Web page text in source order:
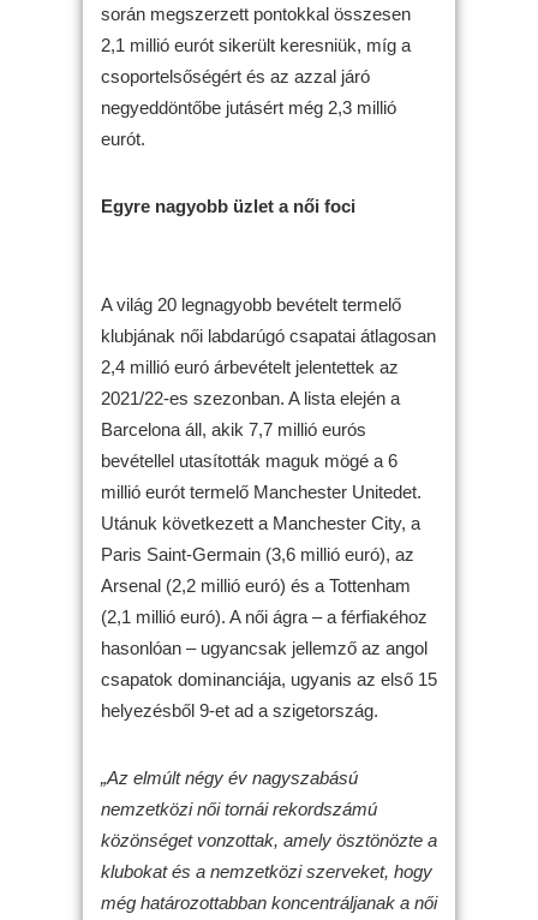
során megszerzett pontokkal összesen
2,1 millió eurót sikerült keresniük, míg a
csoportelsőségért és az azzal járó
negyeddöntőbe jutásért még 2,3 millió
eurót.
Egyre nagyobb üzlet a női foci
A világ 20 legnagyobb bevételt termelő
klubjának női labdarúgó csapatai átlagosan
2,4 millió euró árbevételt jelentettek az
2021/22-es szezonban. A lista elején a
Barcelona áll, akik 7,7 millió eurós
bevétellel utasították maguk mögé a 6
millió eurót termelő Manchester Unitedet.
Utánuk következett a Manchester City, a
Paris Saint-Germain (3,6 millió euró), az
Arsenal (2,2 millió euró) és a Tottenham
(2,1 millió euró). A női ágra – a férfiakéhoz
hasonlóan – ugyancsak jellemző az angol
csapatok dominanciája, ugyanis az első 15
helyezésből 9-et ad a szigetország.
„Az elmúlt négy év nagyszabású
nemzetközi női tornái rekordszámú
közönséget vonzottak, amely ösztönözte a
klubokat és a nemzetközi szerveket, hogy
még határozottabban koncentráljanak a női